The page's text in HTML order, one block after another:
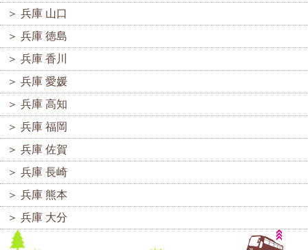
＞ 兵庫 山口
＞ 兵庫 徳島
＞ 兵庫 香川
＞ 兵庫 愛媛
＞ 兵庫 高知
＞ 兵庫 福岡
＞ 兵庫 佐賀
＞ 兵庫 長崎
＞ 兵庫 熊本
＞ 兵庫 大分